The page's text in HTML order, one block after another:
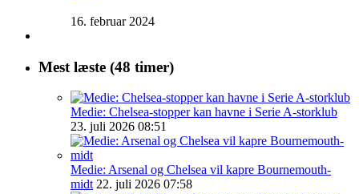
16. februar 2024
Mest læste (48 timer)
Medie: Chelsea-stopper kan havne i Serie A-storklub
23. juli 2026 08:51
Medie: Arsenal og Chelsea vil kapre Bournemouth-
midt 22. juli 2026 07:58